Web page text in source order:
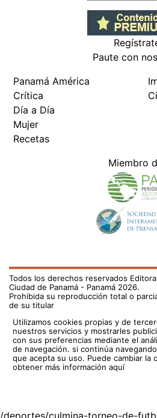
Paute con
Panamá América
Crítica
Día a Día
Mujer
Recetas
Miembro
Todos los derechos reservados
Ciudad de Panamá - Panamá 2026.
Prohibida su reproducción total o
de su titular
Utilizamos cookies propias y de
nuestros servicios y mostrarles
con sus preferencias mediante el
de navegación. si continúa
que acepta su uso. Puede cambiar la
obtener más información aquí
/deportes/culmina-torneo-de-